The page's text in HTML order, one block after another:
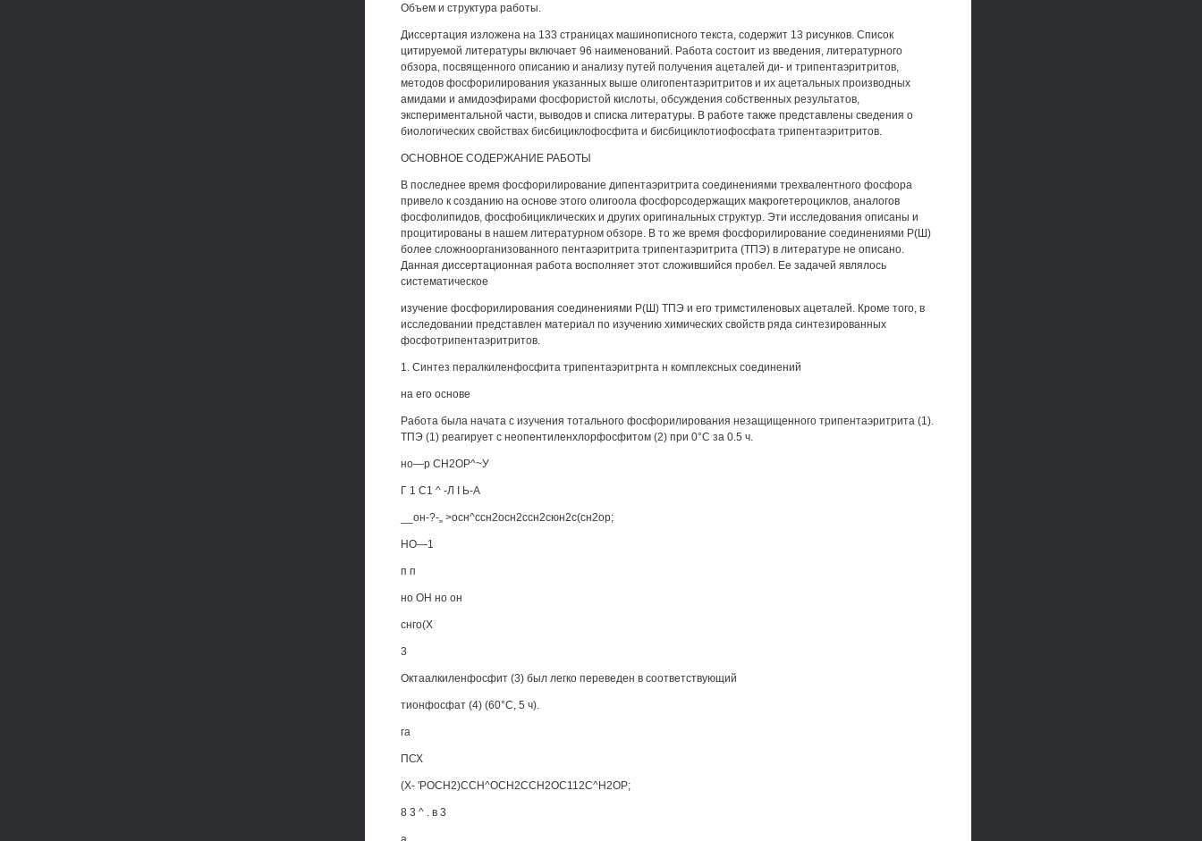
Объем и структура работы.
Диссертация изложена на 133 страницах машинописного текста, содержит 13 рисунков. Список
цитируемой литературы включает 96 наименований. Работа состоит из введения, литературного
обзора, посвященного описанию и анализу путей получения ацеталей ди- и трипентаэритритов,
методов фосфорилирования указанных выше олигопентаэритритов и их ацетальных производных
амидами и амидоэфирами фосфористой кислоты, обсуждения собственных результатов,
экспериментальной части, выводов и списка литературы. В работе также представлены сведения о
биологических свойствах бисбициклофосфита и бисбициклотиофосфата трипентаэритритов.
ОСНОВНОЕ СОДЕРЖАНИЕ РАБОТЫ
В последнее время фосфорилирование дипентаэритрита соединениями трехвалентного фосфора
привело к созданию на основе этого олигоола фосфорсодержащих макрогетероциклов, аналогов
фосфолипидов, фосфобициклических и других оригинальных структур. Эти исследования описаны и
процитированы в нашем литературном обзоре. В то же время фосфорилирование соединениями Р(Ш)
более сложноорганизованного пентаэритрита трипентаэритрита (ТПЭ) в литературе не описано.
Данная диссертационная работа восполняет этот сложившийся пробел. Ее задачей являлось
систематическое
изучение фосфорилирования соединениями Р(Ш) ТПЭ и его тримстиленовых ацеталей. Кроме того, в
исследовании представлен материал по изучению химических свойств ряда синтезированных
фосфотрипентаэритритов.
1. Синтез пералкиленфосфита трипентаэритрнта н комплексных соединений
на его основе
Работа была начата с изучения тотального фосфорилирования незащищенного трипентаэритрита (1).
ТПЭ (1) реагирует с неопентиленхлорфосфитом (2) при 0°С за 0.5 ч.
но—р СН2ОР^~У
Г 1 С1 ^ -Л I Ь-А
__он-?-„ >осн^ссн2осн2ссн2сюн2с(сн2ор;
НО—1
п п
но ОН но он
снго(Х
3
Октаалкиленфосфит (3) был легко переведен в соответствующий
тионфосфат (4) (60°С, 5 ч).
га
ПСХ
(Х- 'РОСН2)ССН^ОСН2ССН2ОС112С^Н2ОР;
8 3 ^ . в 3